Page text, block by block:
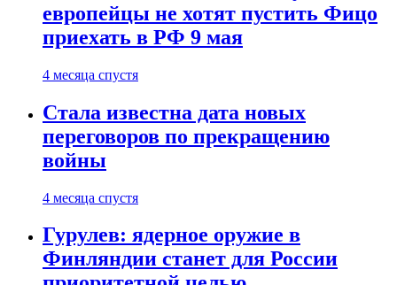
европейцы не хотят пустить Фицо
приехать в РФ 9 мая
4 месяца спустя
Стала известна дата новых
переговоров по прекращению
войны
4 месяца спустя
Гурулев: ядерное оружие в
Финляндии станет для России